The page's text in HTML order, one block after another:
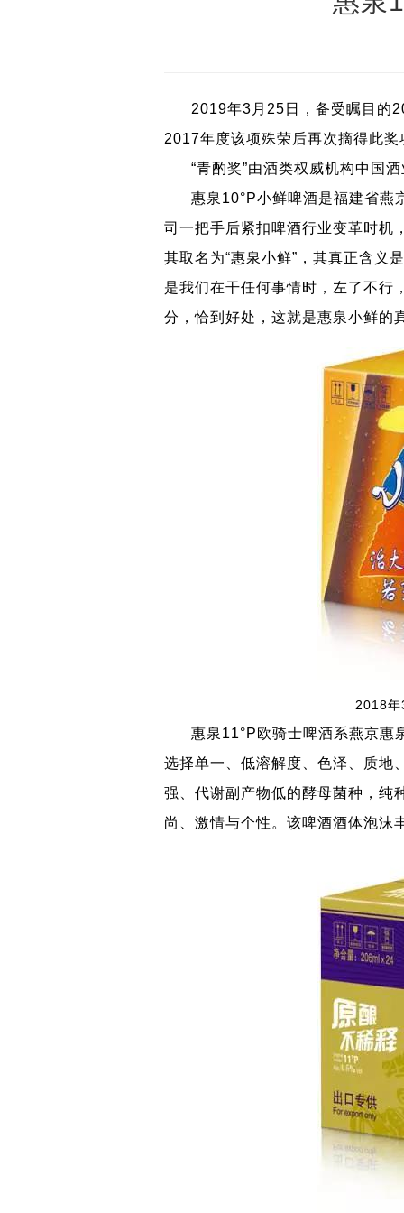
2019年3月25日，备受瞩目的
2017年度该项殊荣后再次摘得此奖
“青酌奖”由酒类权威机构中国酒
惠泉10°P小鲜啤酒是福建省燕
司一把手后紧扣啤酒行业变革时机
其取名为“惠泉小鲜”，其真正含义
是我们在干任何事情时，左了不行
分，恰到好处，这就是惠泉小鲜的
2018年
惠泉11°P欧骑士啤酒系燕京惠
选择单一、低溶解度、色泽、质地
强、代谢副产物低的酵母菌种，纯
尚、激情与个性。该啤酒酒体泡沫